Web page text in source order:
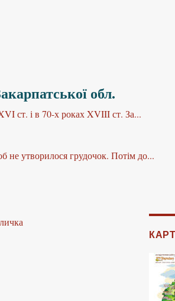
обл.
ст. і в 70-х роках XVIII ст. За...
не утворилося грудочок. Потім до...